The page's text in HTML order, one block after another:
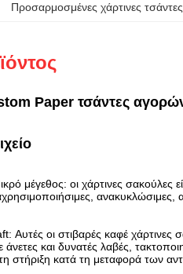
Προσαρμοσμένες χάρτινες
Paper τσάντες
μέγεθος: οι χάρτινες σακούλες
ανακυκλώσιμες,
Αυτές οι στιβαρές καφέ
άνετες και δυνατές λαβές,
στήριξη κατά τη μεταφορά των